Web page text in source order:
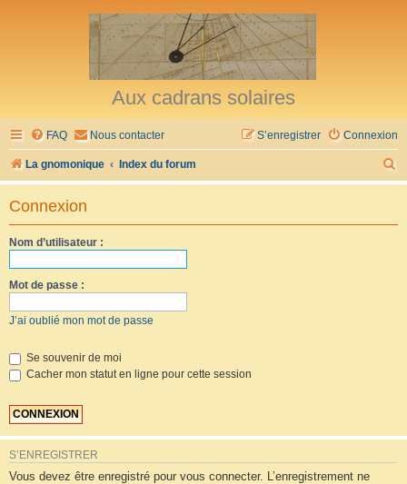
Aux cadrans solaires
FAQ Nous contacter Connexion
S’enregistrer
La gnomonique Index du forum
e
Connexion
Nom d’utilisateur :
Mot de passe :
J’ai oublié mon mot de passe
Se souvenir de moi
Cacher mon statut en ligne pour cette session
S’ENREGISTRER
Vous devez être enregistré pour vous connecter. L’enregistrement ne